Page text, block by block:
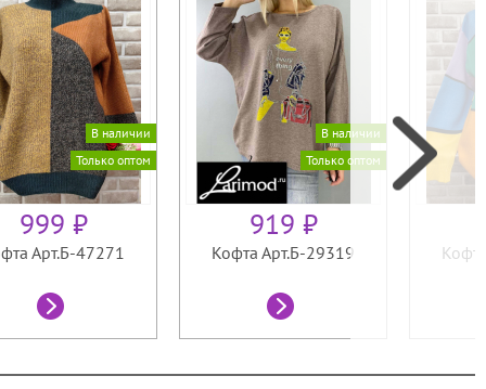
В наличии
Только оптом
999 ₽
Арт.Б-47271
В наличии
Только оптом
919 ₽
Кофта Арт.Б-29319